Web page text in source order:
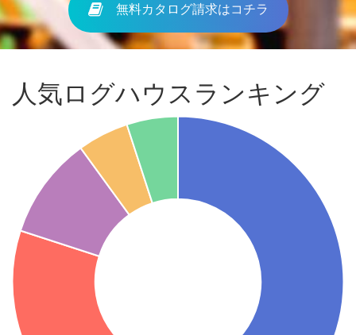
無料カタログ請求はコチラ
人気ログハウスランキング